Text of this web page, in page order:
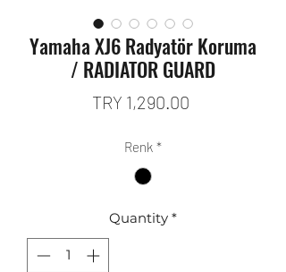
Yamaha XJ6 Radyatör Koruma
/ RADIATOR GUARD
TRY 1,290.00
Renk *
Quantity *